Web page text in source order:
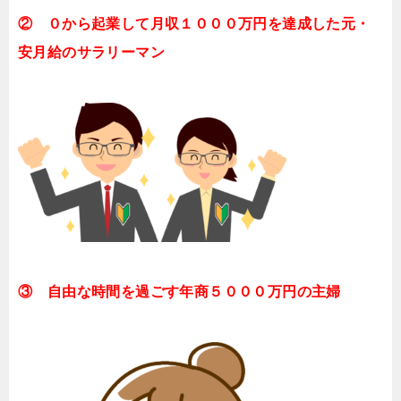
② ０から起業して月収１０００万円を達成した元・
安月給のサラリーマン
③ 自由な時間を過ごす年商５０００万円の主婦